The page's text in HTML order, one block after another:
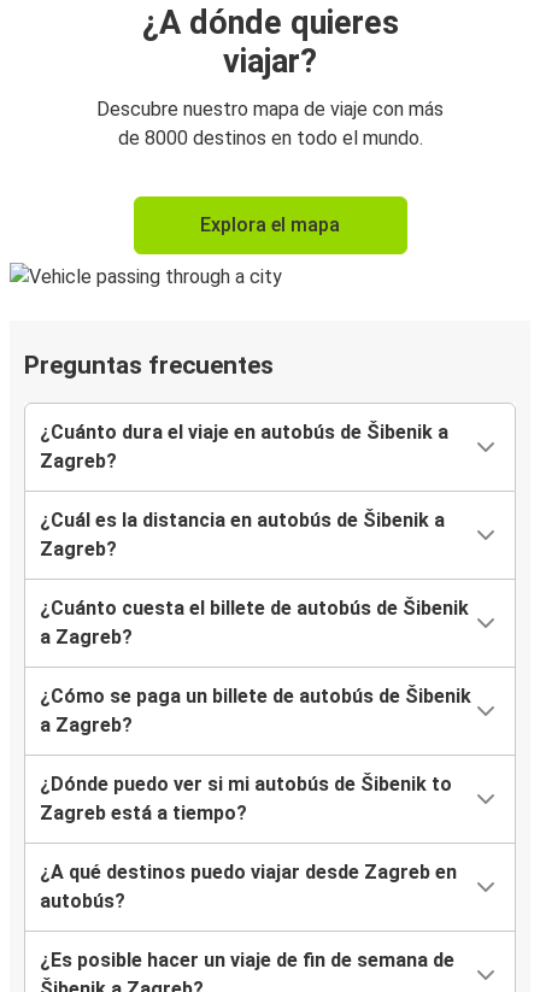
¿A dónde quieres
viajar?
Descubre nuestro mapa de viaje con más
de 8000 destinos en todo el mundo.
Explora el mapa
Preguntas frecuentes
¿Cuánto dura el viaje en autobús de Šibenik a
Zagreb?
¿Cuál es la distancia en autobús de Šibenik a
Zagreb?
¿Cuánto cuesta el billete de autobús de Šibenik
a Zagreb?
¿Cómo se paga un billete de autobús de Šibenik
a Zagreb?
¿Dónde puedo ver si mi autobús de Šibenik to
Zagreb está a tiempo?
¿A qué destinos puedo viajar desde Zagreb en
autobús?
¿Es posible hacer un viaje de fin de semana de